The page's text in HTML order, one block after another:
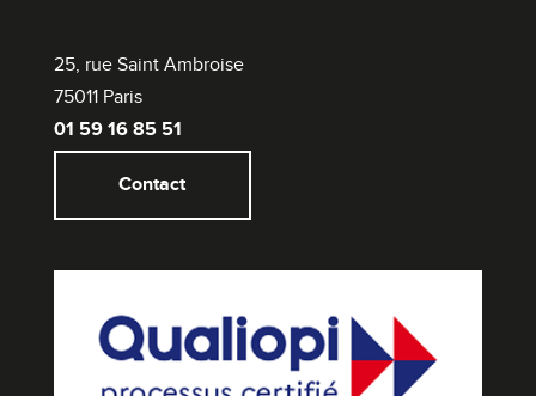
25, rue Saint Ambroise
75011 Paris
01 59 16 85 51
Contact